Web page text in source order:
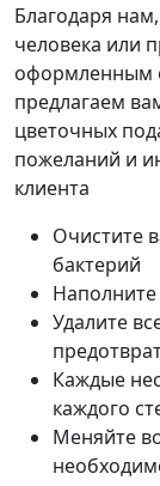
Благодаря
человека или
оформленным
предлагаем
цветочных
пожеланий и
клиента
Очистите
бактерий
Наполните
Удалите
Каждые
каждого
Меняйте